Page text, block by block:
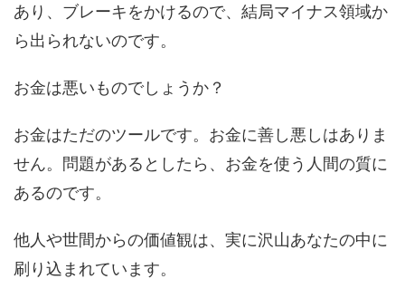
あり、ブレーキをかけるので、結局マイナス領域か
ら出られないのです。
お金は悪いものでしょうか？
お金はただのツールです。お金に善し悪しはありま
せん。問題があるとしたら、お金を使う人間の質に
あるのです。
他人や世間からの価値観は、実に沢山あなたの中に
刷り込まれています。